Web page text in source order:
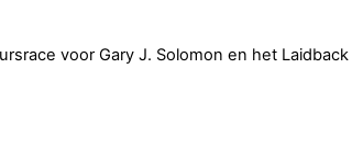
voor Gary J. Solomon en het Laidback